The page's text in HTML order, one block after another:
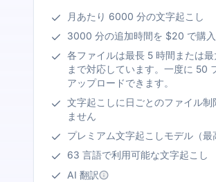
月あたり 6000 分の文字起こし
3000 分の追加時間を $20 で購入
各ファイルは最長 5 時間または最
まで対応しています。一度に 50
アップロードできます。
文字起こしに日ごとのファイル制
ません
プレミアム文字起こしモデル（最
63 言語で利用可能な文字起こし
AI 翻訳